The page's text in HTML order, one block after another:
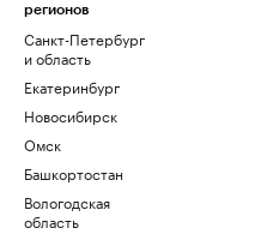
регионов
Санкт-Петербург
и область
Екатеринбург
Новосибирск
Омск
Башкортостан
Вологодская
область